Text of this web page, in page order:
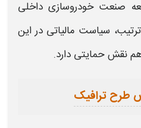
صنعتخودروسازی داخلی
سیاست مالیاتی در این
نقش حمایتی دارد.
طرح ترافیک